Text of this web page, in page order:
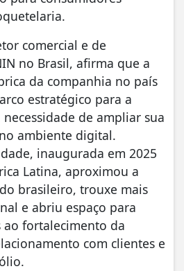
comercial e de
no Brasil, afirma que a
da companhia no país
estratégico para a
de ampliar sua
ambiente digital.
inaugurada em 2025
Latina, aproximou a
brasileiro, trouxe mais
e abriu espaço para
fortalecimento da
com clientes e